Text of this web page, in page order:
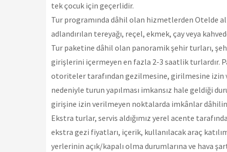
tek çocuk için geçerlidir.
Tur programında dâhil olan hizmetlerden Otelde
adlandırılan tereyağı, reçel, ekmek, çay veya
Tur paketine dâhil olan panoramik şehir turları,
girişlerini içermeyen en fazla 2-3 saatlik turlardır.
otoriteler tarafından gezilmesine, girilmesine izin
nedeniyle turun yapılması imkansız hale geldiği
girişine izin verilmeyen noktalarda imkânlar
Ekstra turlar, servis aldığımız yerel acente
ekstra gezi fiyatları, içerik, kullanılacak araç
yerlerinin açık/kapalı olma durumlarına ve hava